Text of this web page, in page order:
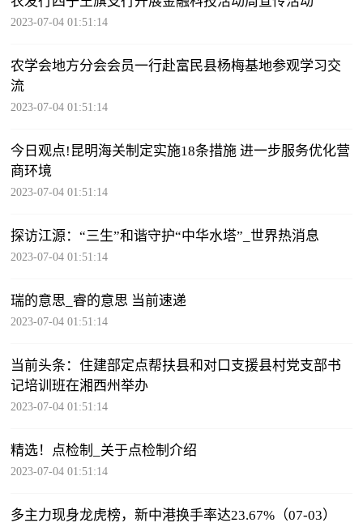
2023-07-04 01:51:14
农学会地方分会会员一行赴富民县杨梅基地参观学习交
流
2023-07-04 01:51:14
今日观点!昆明海关制定实施18条措施 进一步服务优化营
商环境
2023-07-04 01:51:14
探访江源：“三生”和谐守护“中华水塔”_世界热消息
2023-07-04 01:51:14
瑞的意思_睿的意思 当前速递
2023-07-04 01:51:14
当前头条：住建部定点帮扶县和对口支援县村党支部书
记培训班在湘西州举办
2023-07-04 01:51:14
精选！点检制_关于点检制介绍
2023-07-04 01:51:14
多主力现身龙虎榜，新中港换手率达23.67%（07-03）